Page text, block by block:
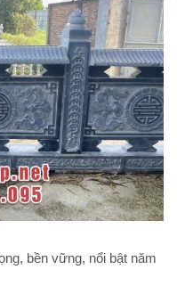
bền vững, nổi bật năm